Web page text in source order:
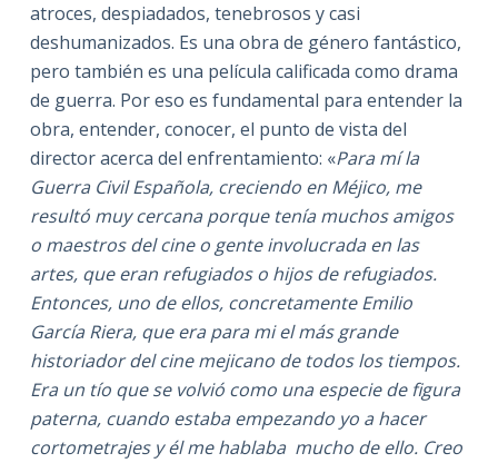
atroces, despiadados, tenebrosos y casi
deshumanizados. Es una obra de género fantástico,
pero también es una película calificada como drama
de guerra. Por eso es fundamental para entender la
obra, entender, conocer, el punto de vista del
director acerca del enfrentamiento: «Para mí la
Guerra Civil Española, creciendo en Méjico, me
resultó muy cercana porque tenía muchos amigos
o maestros del cine o gente involucrada en las
artes, que eran refugiados o hijos de refugiados.
Entonces, uno de ellos, concretamente Emilio
García Riera, que era para mi el más grande
historiador del cine mejicano de todos los tiempos.
Era un tío que se volvió como una especie de figura
paterna, cuando estaba empezando yo a hacer
cortometrajes y él me hablaba mucho de ello. Creo